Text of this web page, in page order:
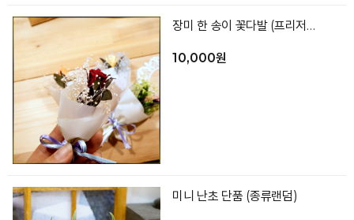
장미 한 송이 꽃다발 (프리저브드/색상랜덤발송)
10,000원
미니 난초 단품 (종류랜덤)